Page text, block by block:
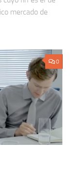
mercado de
0